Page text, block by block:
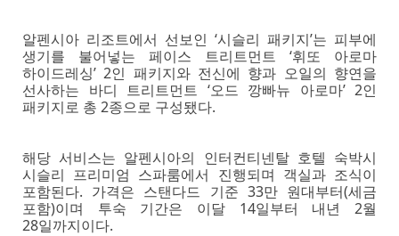
알펜시아 리조트에서 선보인 ‘시슬리 패키지’는 피부에
생기를 불어넣는 페이스 트리트먼트 ‘휘또 아로마
하이드레싱’ 2인 패키지와 전신에 향과 오일의 향연을
선사하는 바디 트리트먼트 ‘오드 깡빠뉴 아로마’ 2인
패키지로 총 2종으로 구성됐다.
해당 서비스는 알펜시아의 인터컨티넨탈 호텔 숙박시
시슬리 프리미엄 스파룸에서 진행되며 객실과 조식이
포함된다. 가격은 스탠다드 기준 33만 원대부터(세금
포함)이며 투숙 기간은 이달 14일부터 내년 2월
28일까지이다.